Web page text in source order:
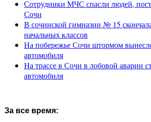
Сотрудники МЧС спасли людей,
Сочи
В сочинской гимназии № 15
начальных классов
На побережье Сочи штормом
автомобиля
На трассе в Сочи в лобовой аварии
автомобиля
За все время: